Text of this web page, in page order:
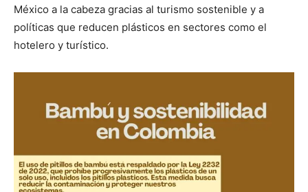
México a la cabeza gracias al turismo sostenible y a
políticas que reducen plásticos en sectores como el
hotelero y turístico.